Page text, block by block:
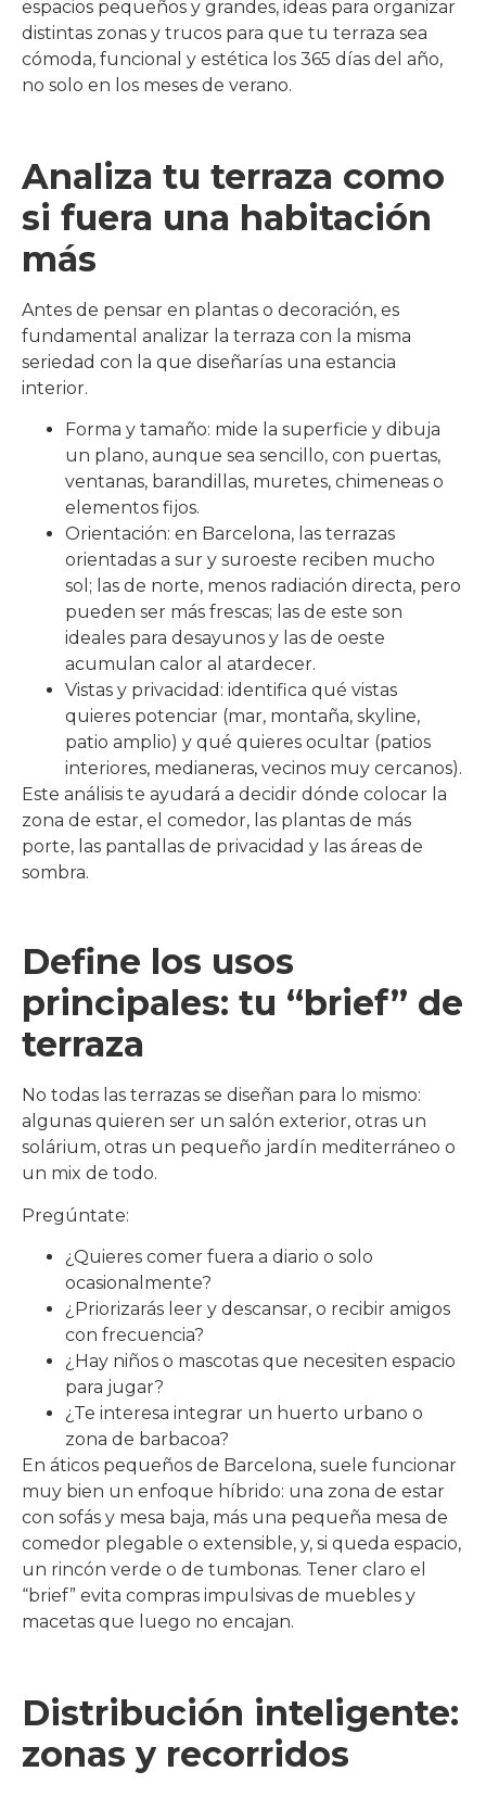
espacios pequeños y grandes, ideas para organizar
distintas zonas y trucos para que tu terraza sea
cómoda, funcional y estética los 365 días del año,
no solo en los meses de verano.
Analiza tu terraza como
si fuera una habitación
más
Antes de pensar en plantas o decoración, es
fundamental analizar la terraza con la misma
seriedad con la que diseñarías una estancia
interior.
Forma y tamaño: mide la superficie y dibuja
un plano, aunque sea sencillo, con puertas,
ventanas, barandillas, muretes, chimeneas o
elementos fijos.​
Orientación: en Barcelona, las terrazas
orientadas a sur y suroeste reciben mucho
sol; las de norte, menos radiación directa, pero
pueden ser más frescas; las de este son
ideales para desayunos y las de oeste
acumulan calor al atardecer.
Vistas y privacidad: identifica qué vistas
quieres potenciar (mar, montaña, skyline,
patio amplio) y qué quieres ocultar (patios
interiores, medianeras, vecinos muy cercanos).
Este análisis te ayudará a decidir dónde colocar la
zona de estar, el comedor, las plantas de más
porte, las pantallas de privacidad y las áreas de
sombra.
Define los usos
principales: tu “brief” de
terraza
No todas las terrazas se diseñan para lo mismo:
algunas quieren ser un salón exterior, otras un
solárium, otras un pequeño jardín mediterráneo o
un mix de todo.
Pregúntate:
¿Quieres comer fuera a diario o solo
ocasionalmente?
¿Priorizarás leer y descansar, o recibir amigos
con frecuencia?
¿Hay niños o mascotas que necesiten espacio
para jugar?
¿Te interesa integrar un huerto urbano o
zona de barbacoa?
En áticos pequeños de Barcelona, suele funcionar
muy bien un enfoque híbrido: una zona de estar
con sofás y mesa baja, más una pequeña mesa de
comedor plegable o extensible, y, si queda espacio,
un rincón verde o de tumbonas. Tener claro el
“brief” evita compras impulsivas de muebles y
macetas que luego no encajan.
Distribución inteligente:
zonas y recorridos